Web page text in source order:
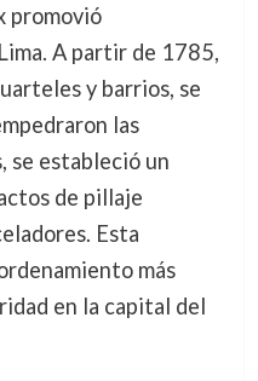
promovió
A partir de 1785,
y barrios, se
las
se estableció un
de pillaje
Esta
más
en la capital del